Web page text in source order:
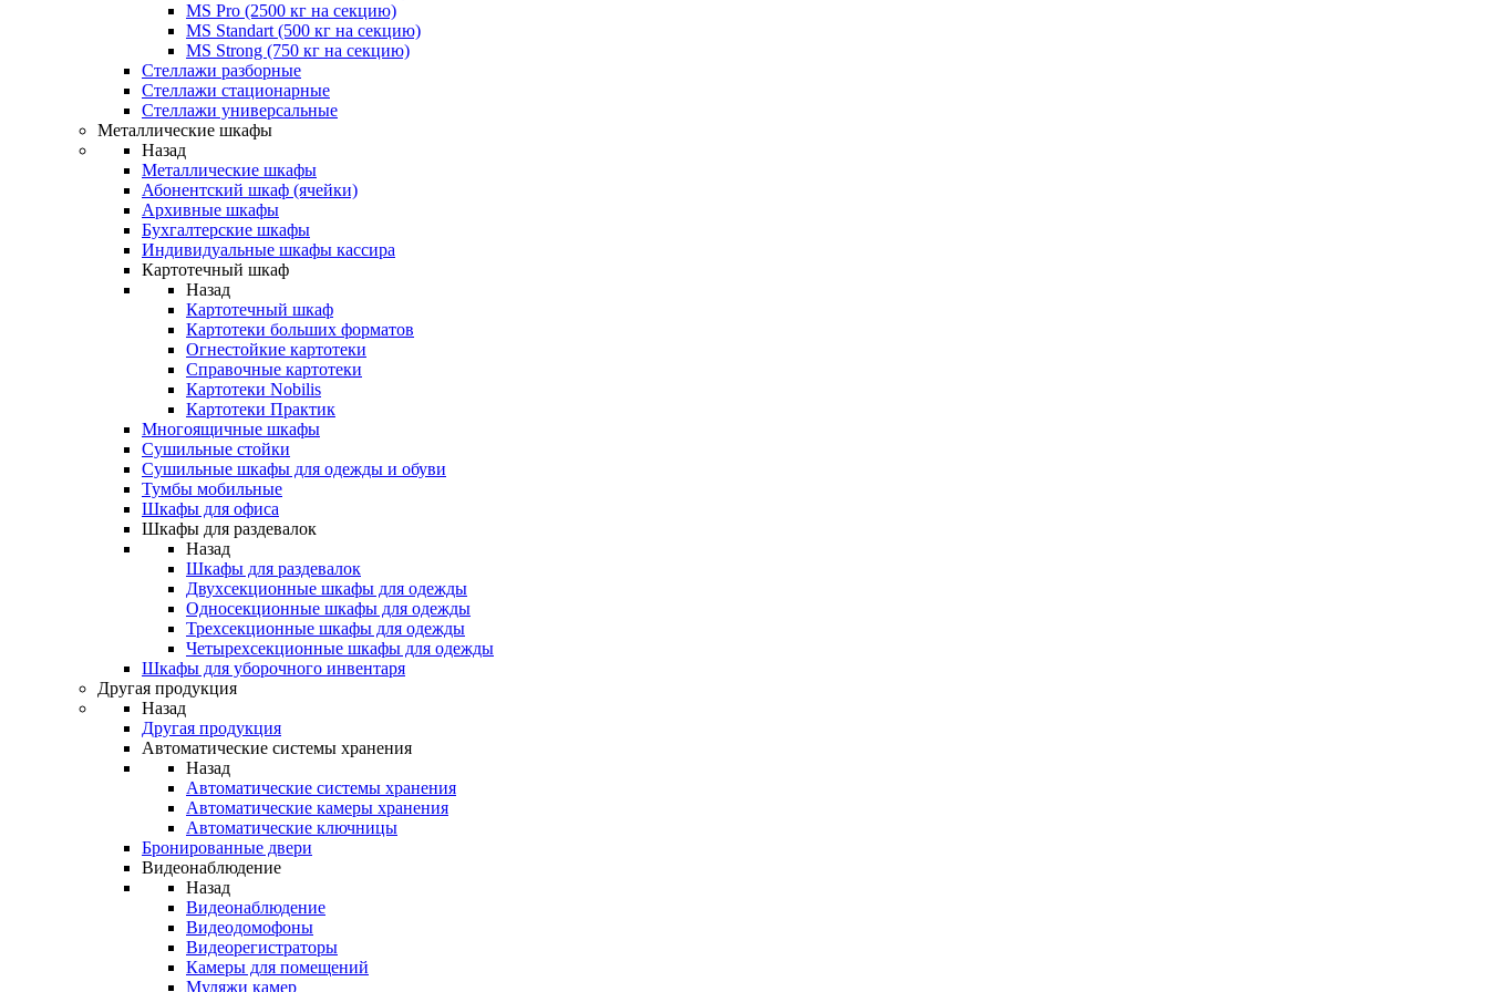
MS Pro (2500 кг на секцию)
MS Standart (500 кг на секцию)
MS Strong (750 кг на секцию)
Стеллажи разборные
Стеллажи стационарные
Стеллажи универсальные
Металлические шкафы
Назад
Металлические шкафы
Абонентский шкаф (ячейки)
Архивные шкафы
Бухгалтерские шкафы
Индивидуальные шкафы кассира
Картотечный шкаф
Назад
Картотечный шкаф
Картотеки больших форматов
Огнестойкие картотеки
Справочные картотеки
Картотеки Nobilis
Картотеки Практик
Многоящичные шкафы
Сушильные стойки
Сушильные шкафы для одежды и обуви
Тумбы мобильные
Шкафы для офиса
Шкафы для раздевалок
Назад
Шкафы для раздевалок
Двухсекционные шкафы для одежды
Односекционные шкафы для одежды
Трехсекционные шкафы для одежды
Четырехсекционные шкафы для одежды
Шкафы для уборочного инвентаря
Другая продукция
Назад
Другая продукция
Автоматические системы хранения
Назад
Автоматические системы хранения
Автоматические камеры хранения
Автоматические ключницы
Бронированные двери
Видеонаблюдение
Назад
Видеонаблюдение
Видеодомофоны
Видеорегистраторы
Камеры для помещений
Муляжи камер